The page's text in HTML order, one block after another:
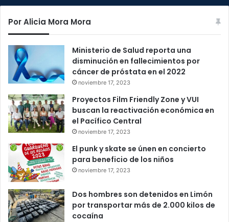
Por Alicia Mora Mora
Ministerio de Salud reporta una
disminución en fallecimientos por
cáncer de próstata en el 2022
noviembre 17, 2023
Proyectos Film Friendly Zone y VUI
buscan la reactivación económica en
el Pacífico Central
noviembre 17, 2023
El punk y skate se únen en concierto
para beneficio de los niños
noviembre 17, 2023
Dos hombres son detenidos en Limón
por transportar más de 2.000 kilos de
cocaína